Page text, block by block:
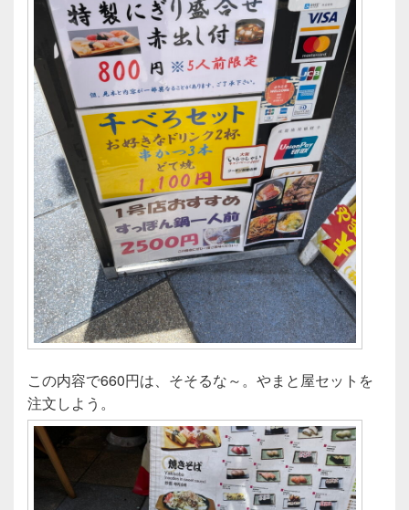
この内容で660円は、そそるな～。やまと屋セットを
注文しよう。